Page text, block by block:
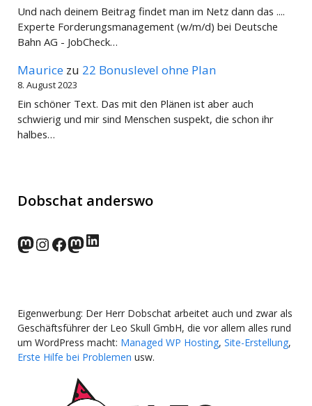
Und nach deinem Beitrag findet man im Netz dann das ....
Experte Forderungsmanagement (w/m/d) bei Deutsche
Bahn AG - JobCheck…
Maurice zu 22 Bonuslevel ohne Plan
8. August 2023
Ein schöner Text. Das mit den Plänen ist aber auch
schwierig und mir sind Menschen suspekt, die schon ihr
halbes…
Dobschat anderswo
norden.social
Instagram
Facebook
wp-punks.social
LinkedIn
Eigenwerbung: Der Herr Dobschat arbeitet auch und zwar als
Geschäftsführer der Leo Skull GmbH, die vor allem alles rund
um WordPress macht: Managed WP Hosting, Site-Erstellung,
Erste Hilfe bei Problemen usw.